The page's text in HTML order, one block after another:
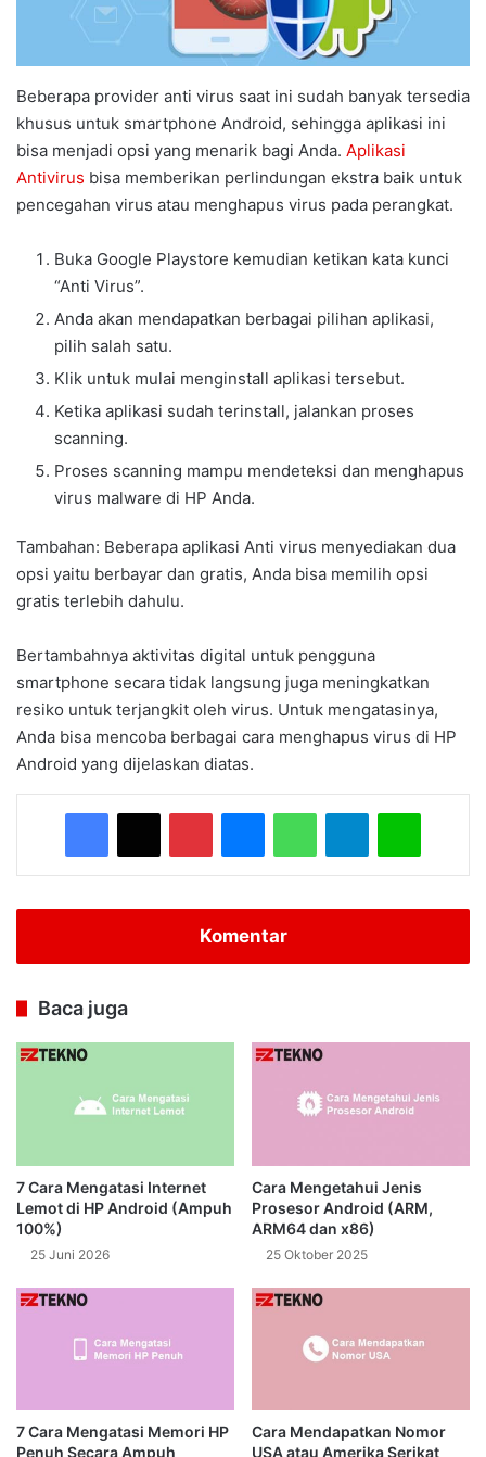
Beberapa provider anti virus saat ini sudah banyak tersedia
khusus untuk smartphone Android, sehingga aplikasi ini
bisa menjadi opsi yang menarik bagi Anda. Aplikasi
Antivirus bisa memberikan perlindungan ekstra baik untuk
pencegahan virus atau menghapus virus pada perangkat.
Buka Google Playstore kemudian ketikan kata kunci
“Anti Virus”.
Anda akan mendapatkan berbagai pilihan aplikasi,
pilih salah satu.
Klik untuk mulai menginstall aplikasi tersebut.
Ketika aplikasi sudah terinstall, jalankan proses
scanning.
Proses scanning mampu mendeteksi dan menghapus
virus malware di HP Anda.
Tambahan: Beberapa aplikasi Anti virus menyediakan dua
opsi yaitu berbayar dan gratis, Anda bisa memilih opsi
gratis terlebih dahulu.
Bertambahnya aktivitas digital untuk pengguna
smartphone secara tidak langsung juga meningkatkan
resiko untuk terjangkit oleh virus. Untuk mengatasinya,
Anda bisa mencoba berbagai cara menghapus virus di HP
Android yang dijelaskan diatas.
Facebook
X PinterestMessengerWhatsAppTelegramLine
Komentar
Baca juga
7 Cara Mengatasi Internet
Lemot di HP Android (Ampuh
100%)
25 Juni 2026
Cara Mengetahui Jenis
Prosesor Android (ARM,
ARM64 dan x86)
25 Oktober 2025
7 Cara Mengatasi Memori HP
Penuh Secara Ampuh
Cara Mendapatkan Nomor
USA atau Amerika Serikat